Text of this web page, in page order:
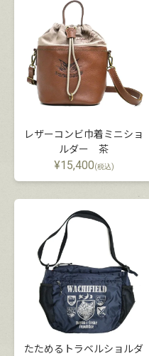
レザーコンビ巾着ミニショ
ルダー 茶
¥15,400(税込)
たためるトラベルショルダ